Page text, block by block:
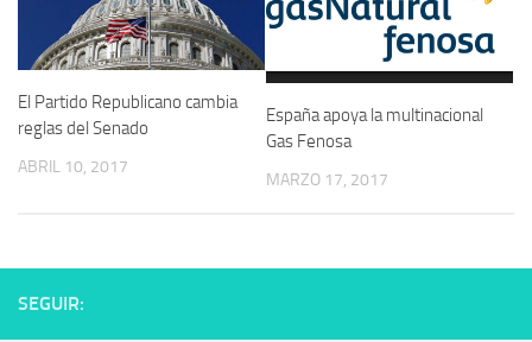
El Partido Republicano cambia
reglas del Senado
ABRIL 10, 2017
España apoya la multinacional
Gas Fenosa
MARZO 17, 2017
SEGUIR: